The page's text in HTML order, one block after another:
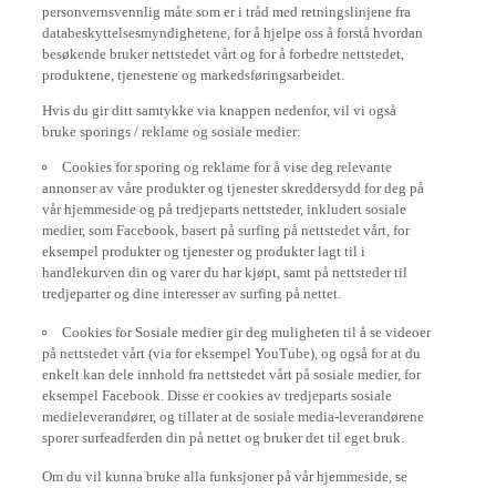
personvernsvennlig måte som er i tråd med retningslinjene fra
databeskyttelsesmyndighetene, for å hjelpe oss å forstå hvordan
besøkende bruker nettstedet vårt og for å forbedre nettstedet,
produktene, tjenestene og markedsføringsarbeidet.
Hvis du gir ditt samtykke via knappen nedenfor, vil vi også
bruke sporings / reklame og sosiale medier:
Cookies for sporing og reklame for å vise deg relevante
annonser av våre produkter og tjenester skreddersydd for deg på
vår hjemmeside og på tredjeparts nettsteder, inkludert sosiale
medier, som Facebook, basert på surfing på nettstedet vårt, for
eksempel produkter og tjenester og produkter lagt til i
handlekurven din og varer du har kjøpt, samt på nettsteder til
tredjeparter og dine interesser av surfing på nettet.
Cookies for Sosiale medier gir deg muligheten til å se videoer
på nettstedet vårt (via for eksempel YouTube), og også for at du
enkelt kan dele innhold fra nettstedet vårt på sosiale medier, for
eksempel Facebook. Disse er cookies av tredjeparts sosiale
medieleverandører, og tillater at de sosiale media-leverandørene
sporer surfeadferden din på nettet og bruker det til eget bruk.
Om du vil kunna bruke alla funksjoner på vår hjemmeside, se